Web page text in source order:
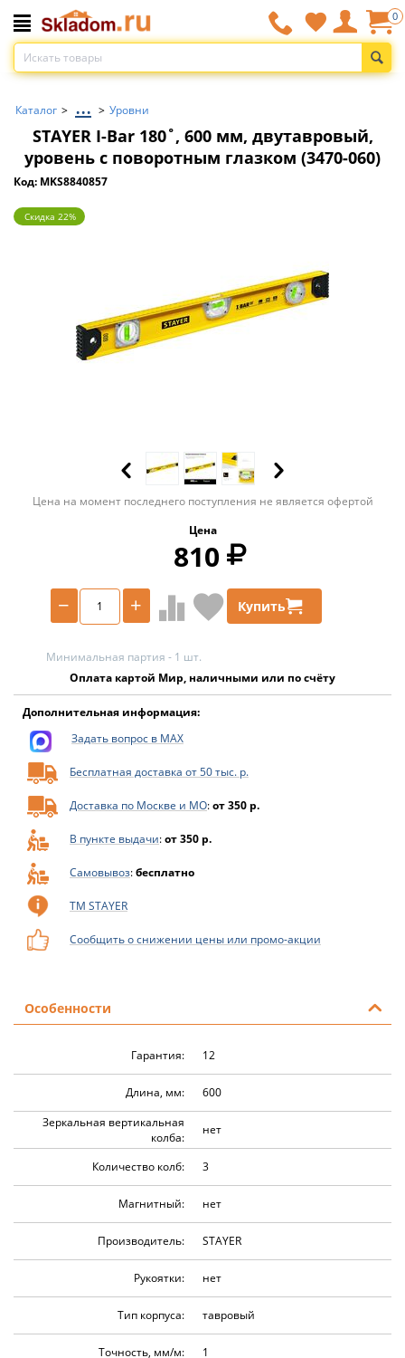
0
Каталог > ... > Уровни
STAYER I-Bar 180˚, 600 мм, двутавровый,
уровень с поворотным глазком (3470-060)
Код: MKS8840857
Скидка 22%
Цена на момент последнего поступления не является офертой
Цена
810
+
− Купить
Минимальная партия - 1 шт.
Оплата картой Мир, наличными или по счёту
Дополнительная информация:
Задать вопрос в MAX
Бесплатная доставка от 50 тыс. р.
Доставка по Москве и МО:от 350 р.
В пункте выдачи:от 350 р.
Самовывоз:бесплатно
ТМ STAYER
Сообщить о снижении цены или промо-акции
Особенности
Гарантия: 12
Длина, мм:
600
Зеркальная вертикальная
колба:
нет
Количество колб: 3
Магнитный: нет
Производитель: STAYER
Рукоятки: нет
Тип корпуса: тавровый
Точность, мм/м:
1